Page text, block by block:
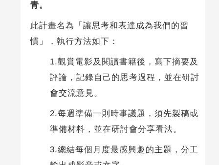
青。
此計畫名為「讓思考和表達成為我們的習
慣」，執行方法如下：
1.觀賞電影及閱讀書籍後，寫下摘要及
評論，記錄自己的思考過程，並在研討
會交流意見。
2.每週準備一則時事議題，須先製稿或
準備材料，並在研討會分享看法。
3.總結每個月度最感興趣的主題，分工